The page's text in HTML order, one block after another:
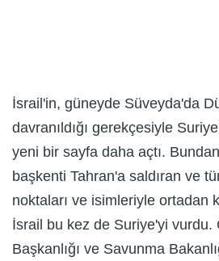
İsrail'in, güneyde Süveyda'da
davranıldığı gerekçesiyle
yeni bir sayfa daha açtı.
başkenti Tahran'a saldıran ve
noktaları ve isimleriyle ortadan
İsrail bu kez de Suriye'yi vurdu.
Başkanlığı ve Savunma